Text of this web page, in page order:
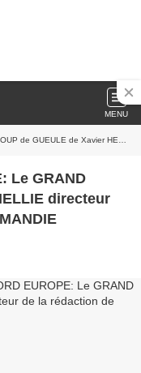
MENU
directeur de la rédaction de PARIS NORMANDIE
Le GRAND
directeur